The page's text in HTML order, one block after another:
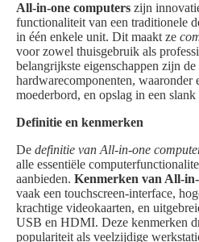
All-in-one computers zijn
functionaliteit van een traditionele
in één enkele unit. Dit maakt ze
voor zowel thuisgebruik als
belangrijkste eigenschappen zijn
hardwarecomponenten, waaronder
moederbord, en opslag in een
Definitie en kenmerken
De definitie van All-in-one
alle essentiële
aanbieden. Kenmerken van All-
vaak een touchscreen-interface,
krachtige videokaarten, en
USB en HDMI. Deze kenmerken
populariteit als veelzijdige